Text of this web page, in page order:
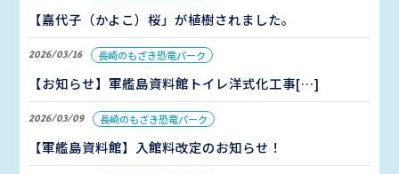
【嘉代子（かよこ）桜」が植樹されました。
2026/03/16 長崎のもざき恐竜パーク
【お知らせ】軍艦島資料館トイレ洋式化工事[…]
2026/03/09 長崎のもざき恐竜パーク
【軍艦島資料館】入館料改定のお知らせ！